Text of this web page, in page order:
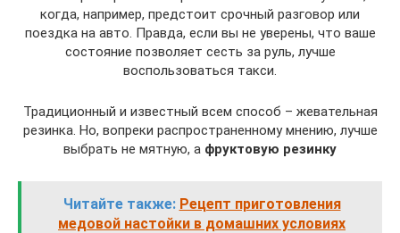
когда, например, предстоит срочный разговор или
поездка на авто. Правда, если вы не уверены, что ваше
состояние позволяет сесть за руль, лучше
воспользоваться такси.
Традиционный и известный всем способ – жевательная
резинка. Но, вопреки распространенному мнению, лучше
выбрать не мятную, а фруктовую резинку
Читайте также: Рецепт приготовления
медовой настойки в домашних условиях